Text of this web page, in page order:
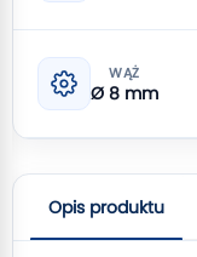
WĄŻ
Ø 8 mm
Opis produktu